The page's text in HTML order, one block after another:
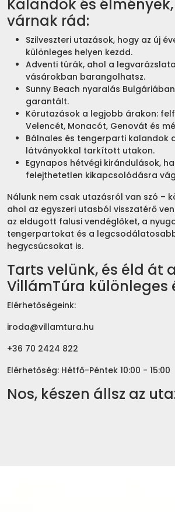
Kalandok és
várnak rád:
Szilveszteri utazások, hogy az új
különleges helyen kezdd.
Adventi túrák, ahol a
vásárokban barangolhatsz.
Sunny Beach nyaralás
garantált.
Körutazások a legjobb árakon:
Velencét, Monacót, Genovát és
Bálnales és tengerparti kalandok
látványokkal tarkított utakon.
Egynapos hétvégi kirándulások,
felejthetetlen kikapcsolódásra
Nálunk nem csak utazásról van szó –
ahol az egyszeri utasból visszatérő
az eldugott falusi vendéglőket, a
tengerpartokat és a
hegycsúcsokat is.
Tarts velünk, és éld át a
VillámTúra különleges
Elérhetőségeink:
iroda@villamtura.hu
+36 70 2424 822
Elérhetőség: Hétfő-Péntek 10:00 - 15:00
Nos, készen állsz az